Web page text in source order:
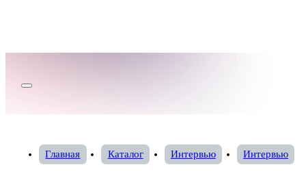
Главная Каталог Интервью Интервью